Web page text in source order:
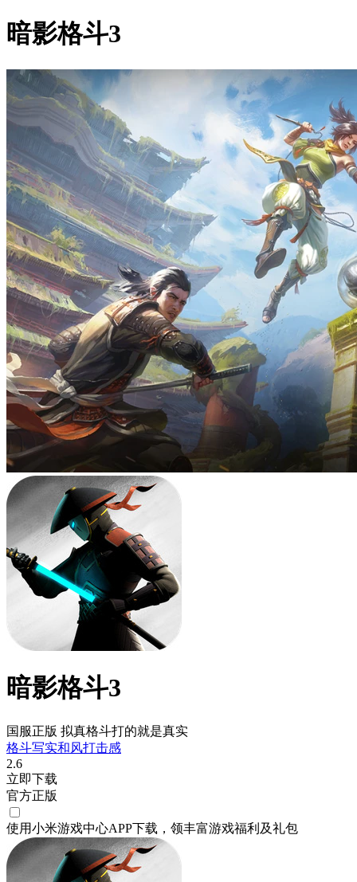
暗影格斗3
暗影格斗3
国服正版 拟真格斗打的就是真实
格斗写实和风打击感
2.6
立即下载
官方正版
使用小米游戏中心APP下载 ，领丰富游戏福利 及礼包